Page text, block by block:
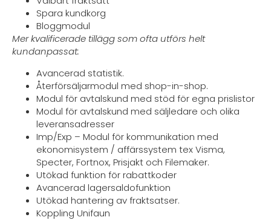
Spara kundkorg
Bloggmodul
Mer kvalificerade tillägg som ofta utförs helt
kundanpassat:
Avancerad statistik.
Återförsäljarmodul med shop-in-shop.
Modul för avtalskund med stöd för egna prislistor
Modul för avtalskund med säljledare och olika
leveransadresser
Imp/Exp – Modul för kommunikation med
ekonomisystem / affärssystem tex Visma,
Specter, Fortnox, Prisjakt och Filemaker.
Utökad funktion för rabattkoder
Avancerad lagersaldofunktion
Utökad hantering av fraktsatser.
Koppling Unifaun